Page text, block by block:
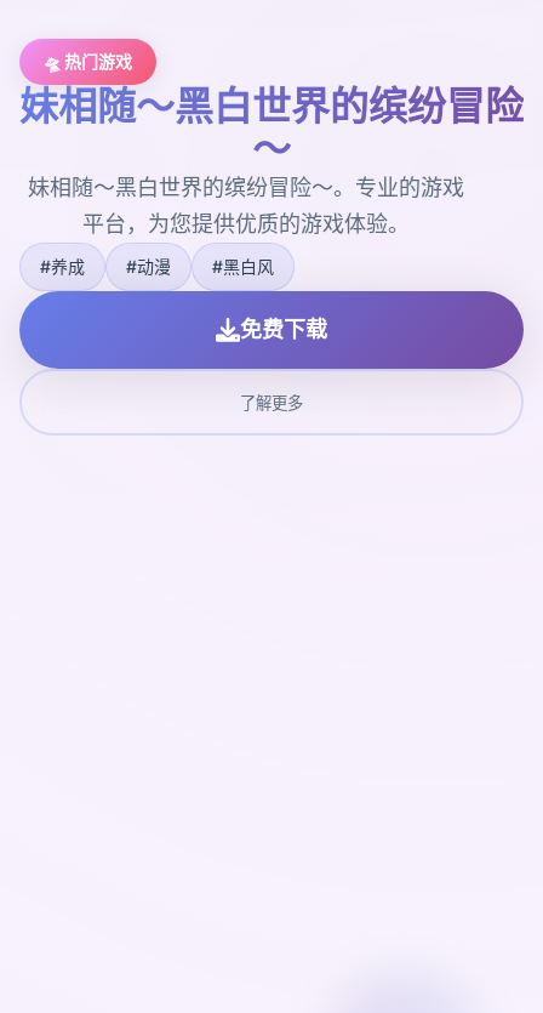
🛸 热门游戏
妹相随～黑白世界的缤纷冒险
～
妹相随～黑白世界的缤纷冒险～。专业的游戏
平台，为您提供优质的游戏体验。
#养成 #动漫 #黑白风
免费下载
了解更多